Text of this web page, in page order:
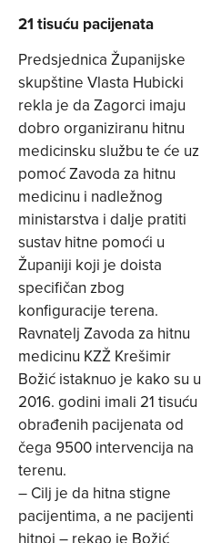
21 tisuću pacijenata
Predsjednica Županijske
skupštine Vlasta Hubicki
rekla je da Zagorci imaju
dobro organiziranu hitnu
medicinsku službu te će uz
pomoć Zavoda za hitnu
medicinu i nadležnog
ministarstva i dalje pratiti
sustav hitne pomoći u
Županiji koji je doista
specifičan zbog
konfiguracije terena.
Ravnatelj Zavoda za hitnu
medicinu KZŽ Krešimir
Božić istaknuo je kako su u
2016. godini imali 21 tisuću
obrađenih pacijenata od
čega 9500 intervencija na
terenu.
– Cilj je da hitna stigne
pacijentima, a ne pacijenti
hitnoj – rekao je Božić